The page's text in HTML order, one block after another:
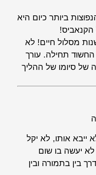
ביותר כיום היא
הקנאביס!
מסלול חיים! לא
תחילה. עורך
של סיומו של ההליך
ייבא אותו, לא יקל
לא יעשה בו שום
בין בתמורה ובין